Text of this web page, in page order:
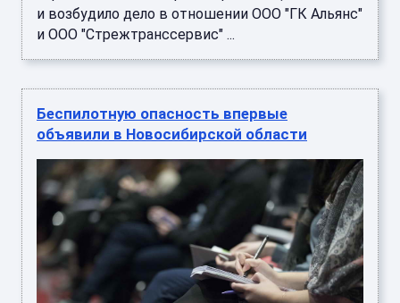
и возбудило дело в отношении ООО "ГК Альянс"
и ООО "Стрежтранссервис" ...
Беспилотную опасность впервые
объявили в Новосибирской области